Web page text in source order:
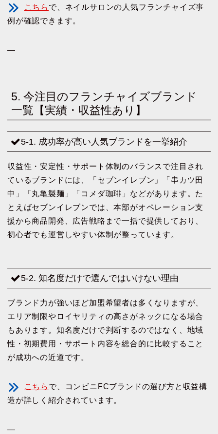
こちら で、ネイルサロンの人気フランチャイズ事
例が確認できます。
—
5. 今注目のフランチャイズブランド
一覧【実績・収益性あり】
5-1. 成功率が高い人気ブランドを一挙紹介
収益性・安定性・サポート体制のバランスで注目され
ているブランドには、「セブンイレブン」「串カツ田
中」「丸亀製麺」「コメダ珈琲」などがあります。た
とえばセブンイレブンでは、本部がオペレーション支
援から商品開発、広告戦略まで一括で提供しており、
初心者でも運営しやすい体制が整っています。
5-2. 知名度だけで選んではいけない理由
ブランド力が強いほど加盟希望者は多くなりますが、
エリア制限やロイヤリティの高さがネックになる場合
もあります。知名度だけで判断するのではなく、地域
性・初期費用・サポート内容を総合的に比較すること
が成功への近道です。
こちら で、コンビニFCブランドの選び方と収益構
造が詳しく紹介されています。
—